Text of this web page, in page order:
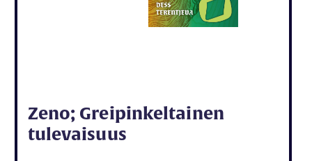
Zeno; Greipinkeltainen
tulevaisuus